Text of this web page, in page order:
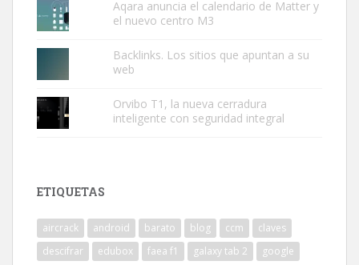
Aqara anuncia el calendario de Matter y
el nuevo centro M3
Backlinks. Los sitios que apuntan a su
web
Orvibo T1, la nueva cerradura
inteligente con seguridad integral
ETIQUETAS
aircrack android barato blog ccm
claves
descifrar
edubox faea f1 galaxy tab 2 google